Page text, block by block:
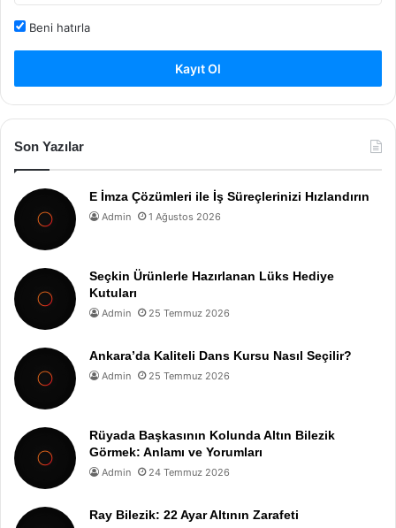
Beni hatırla
Kayıt Ol
Son Yazılar
E İmza Çözümleri ile İş Süreçlerinizi Hızlandırın
Admin 1 Ağustos 2026
Seçkin Ürünlerle Hazırlanan Lüks Hediye
Kutuları
Admin 25 Temmuz 2026
Ankara’da Kaliteli Dans Kursu Nasıl Seçilir?
Admin 25 Temmuz 2026
Rüyada Başkasının Kolunda Altın Bilezik
Görmek: Anlamı ve Yorumları
Admin 24 Temmuz 2026
Ray Bilezik: 22 Ayar Altının Zarafeti